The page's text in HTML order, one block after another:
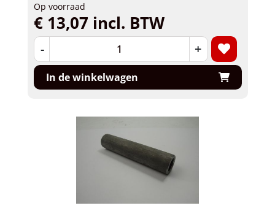
Op voorraad
€ 13,07 incl. BTW
- +
In de winkelwagen